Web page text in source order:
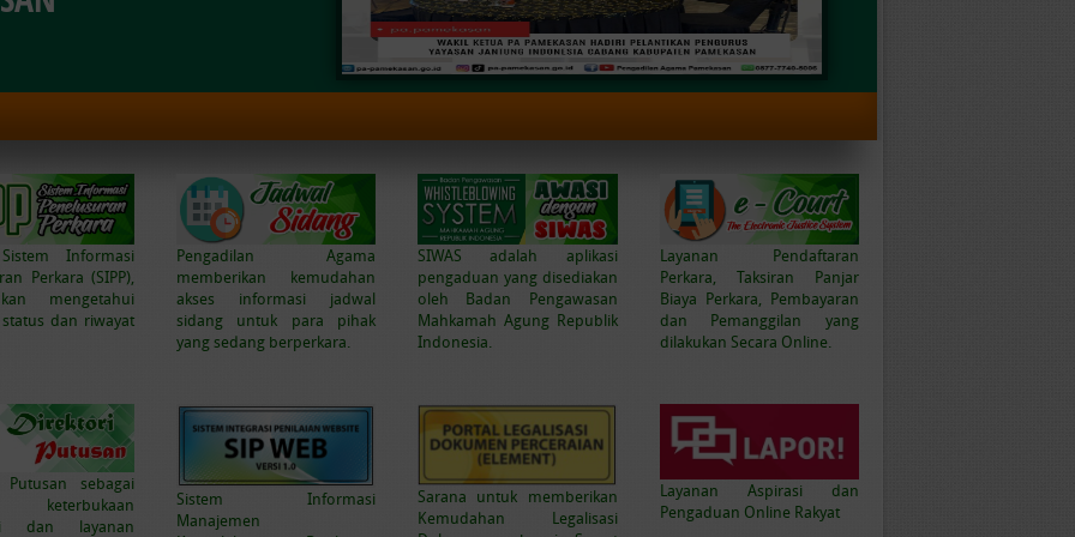
Informasi
Perkara (SIPP),
mengetahui
dan riwayat
Pengadilan Agama
memberikan kemudahan
akses informasi jadwal
sidang untuk para pihak
yang sedang berperkara.
SIWAS adalah aplikasi
pengaduan yang disediakan
oleh Badan Pengawasan
Mahkamah Agung Republik
Indonesia.
Layanan Pendaftaran
Perkara, Taksiran Panjar
Biaya Perkara, Pembayaran
dan Pemanggilan yang
dilakukan Secara Online.
Putusan sebagai
keterbukaan
dan layanan
Sistem Informasi
Manajemen
Sarana untuk memberikan
Kemudahan Legalisasi
Layanan Aspirasi dan
Pengaduan Online Rakyat